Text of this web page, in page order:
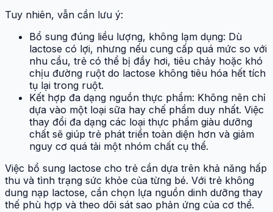
Tuy nhiên, vẫn cần lưu ý:
Bổ sung đúng liều lượng, không lạm dụng: Dù
lactose có lợi, nhưng nếu cung cấp quá mức so với
nhu cầu, trẻ có thể bị đầy hơi, tiêu chảy hoặc khó
chịu đường ruột do lactose không tiêu hóa hết tích
tụ lại trong ruột.
Kết hợp đa dạng nguồn thực phẩm: Không nên chỉ
dựa vào một loại sữa hay chế phẩm duy nhất. Việc
thay đổi đa dạng các loại thực phẩm giàu dưỡng
chất sẽ giúp trẻ phát triển toàn diện hơn và giảm
nguy cơ quá tải một nhóm chất cụ thể.
Việc bổ sung lactose cho trẻ cần dựa trên khả năng hấp
thu và tình trạng sức khỏe của từng bé. Với trẻ không
dung nạp lactose, cần chọn lựa nguồn dinh dưỡng thay
thế phù hợp và theo dõi sát sao phản ứng của cơ thể.